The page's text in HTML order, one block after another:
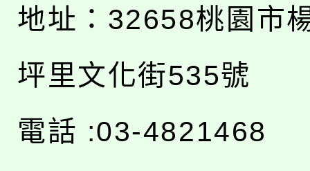
地址： 32658桃園市
坪里文化街535號
電話 :03-4821468